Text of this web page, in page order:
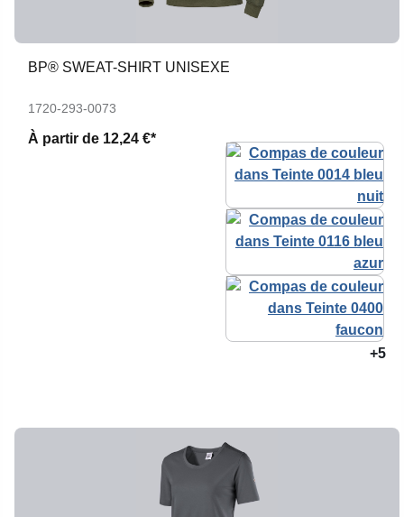
BP® SWEAT-SHIRT UNISEXE
1720-293-0073
À partir de 12,24 €*
+5